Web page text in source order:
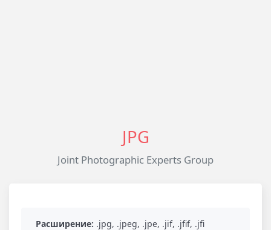
JPG
Joint Photographic Experts Group
Расширение: .jpg, .jpeg, .jpe, .jif, .jfif, .jfi